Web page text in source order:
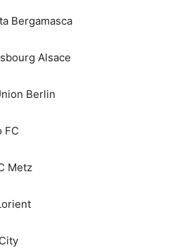
Bergamasca
Alsace
Berlin
FC
Metz